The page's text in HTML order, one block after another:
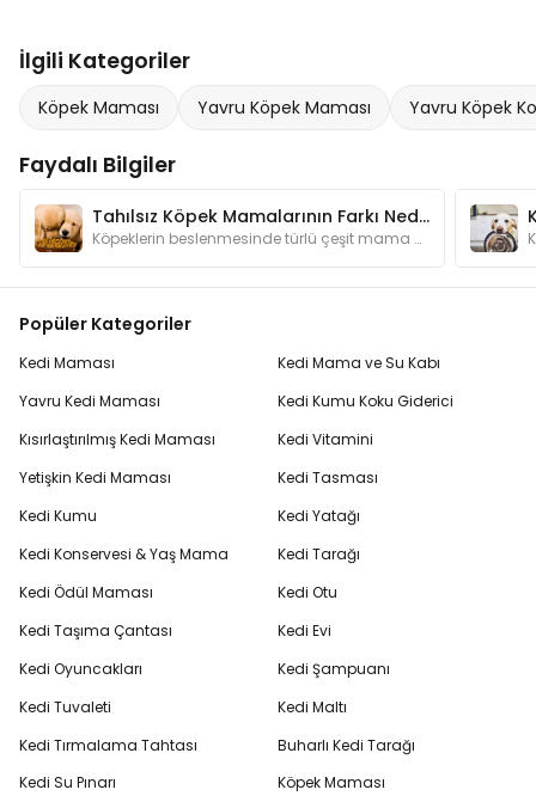
İlgili Kategoriler
Köpek Maması Yavru Köpek Maması Yavru Köpek
Faydalı Bilgiler
Tahılsız Köpek Mamalarının Farkı Nedir? Neden Kullanmalıyım?
Köpeklerin beslenmesinde türlü çeşit mama bulunmaktadır. Bu kadar mama çeşidinin arasında tahılsız mamaların özelliği nedir ve neden tercih edilir?
Popüler Kategoriler
Kedi Maması
Yavru Kedi Maması
Kısırlaştırılmış Kedi Maması
Yetişkin Kedi Maması
Kedi Kumu
Kedi Konservesi & Yaş Mama
Kedi Ödül Maması
Kedi Taşıma Çantası
Kedi Oyuncakları
Kedi Tuvaleti
Kedi Tırmalama Tahtası
Kedi Su Pınarı
Kedi Mama ve Su Kabı
Kedi Kumu Koku Giderici
Kedi Vitamini
Kedi Tasması
Kedi Yatağı
Kedi Tarağı
Kedi Otu
Kedi Evi
Kedi Şampuanı
Kedi Maltı
Buharlı Kedi Tarağı
Köpek Maması